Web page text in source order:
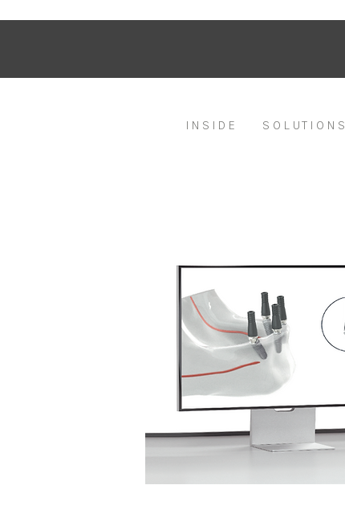
I N S I D E S O L U T I O N S